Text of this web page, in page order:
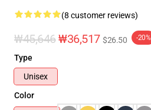
(8 customer reviews)
₩45,646₩36,517 $26.50 -20%
Type
Unisex
Color